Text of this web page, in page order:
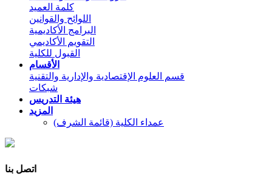
كلمة العميد
اللوائح والقوانين
البرامج الأكاديمية
التقويم الأكاديمي
القبول للكلية
الأقسام
قسم العلوم الإقتصادية والإدارية والتقنية
شبكات
هيئة التدريس
المزيد
عمداء الكلية (قائمة الشرف)
اتصل بنا